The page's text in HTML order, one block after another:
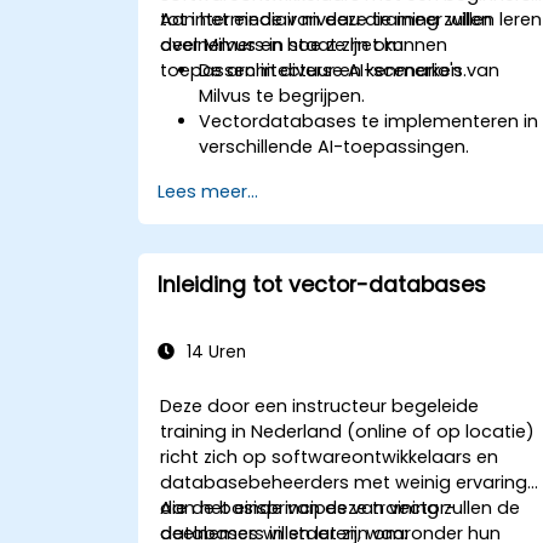
tot intermediair niveau die meer willen leren
over Milvus en hoe ze het kunnen
toepassen in diverse AI-scenario's.
Aan het einde van deze training zullen
deelnemers in staat zijn om:
De architectuur en kenmerken van
Milvus te begrijpen.
Vectordatabases te implementeren in
verschillende AI-toepassingen.
nauwkeurigheid en snelheid.
Milvus toe te passen op echte AI-
uitdagingen in de praktijk.
Lees meer...
Inleiding tot vector-databases
14 Uren
Deze door een instructeur begeleide
training in Nederland (online of op locatie)
richt zich op softwareontwikkelaars en
databasebeheerders met weinig ervaring
die de basisprincipes van vector-
databases willen leren, waaronder hun
Aan het einde van deze training zullen de
deelnemers in staat zijn om: